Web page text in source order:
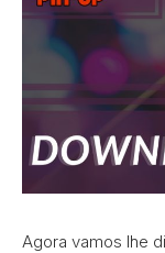
Agora vamos lhe